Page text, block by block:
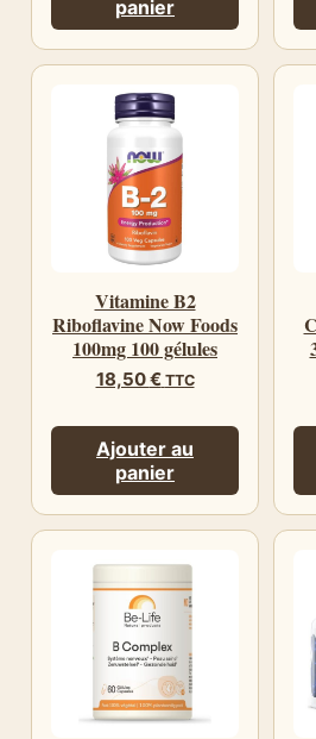
panier
Vitamine B2
Riboflavine Now Foods
100mg 100 gélules
18,50€ TTC
Ajouter au
panier